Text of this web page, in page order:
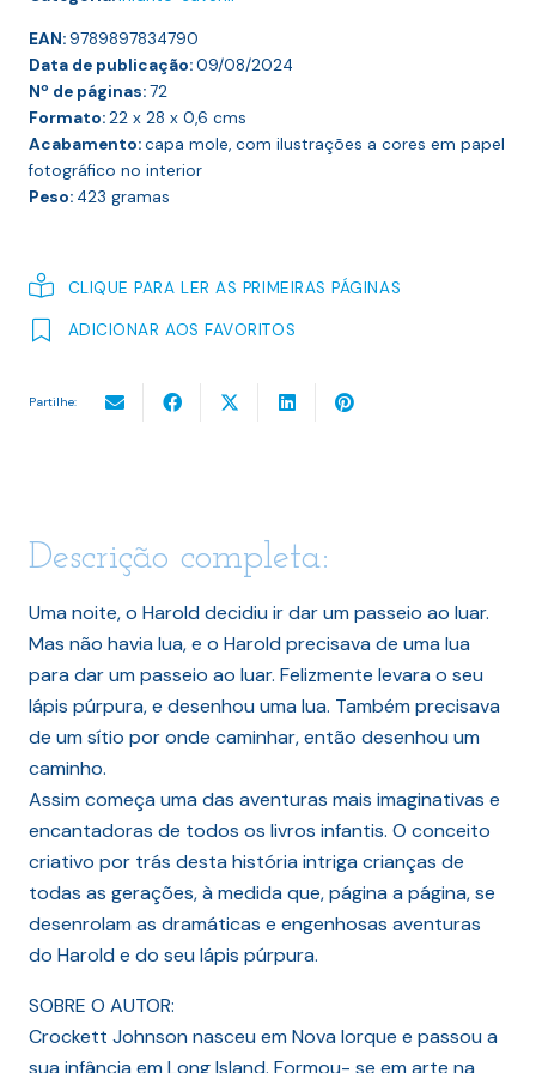
EAN:9789897834790
Data de publicação:09/08/2024
Nº de páginas:72
Formato:22 x 28 x 0,6 cms
Acabamento:capa mole, com ilustrações a cores em papel
fotográfico no interior
Peso: 423 gramas
CLIQUE PARA LER AS PRIMEIRAS PÁGINAS
ADICIONAR AOS FAVORITOS
Partilhe:
Descrição completa:
Uma noite, o Harold decidiu ir dar um passeio ao luar.
Mas não havia lua, e o Harold precisava de uma lua
para dar um passeio ao luar. Felizmente levara o seu
lápis púrpura, e desenhou uma lua. Também precisava
de um sítio por onde caminhar, então desenhou um
caminho.
Assim começa uma das aventuras mais imaginativas e
encantadoras de todos os livros infantis. O conceito
criativo por trás desta história intriga crianças de
todas as gerações, à medida que, página a página, se
desenrolam as dramáticas e engenhosas aventuras
do Harold e do seu lápis púrpura.
SOBRE O AUTOR:
Crockett Johnson nasceu em Nova Iorque e passou a
sua infância em Long Island. Formou- se em arte na